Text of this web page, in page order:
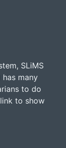
SLiMS
has many
to do
to show